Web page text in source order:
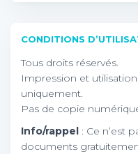
CONDITIONS
Tous droits réservés.
Impression et
uniquement.
Pas de copie
Info/rappel : Ce n’est
documents